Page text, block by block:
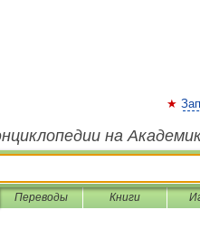
на
Переводы Книги